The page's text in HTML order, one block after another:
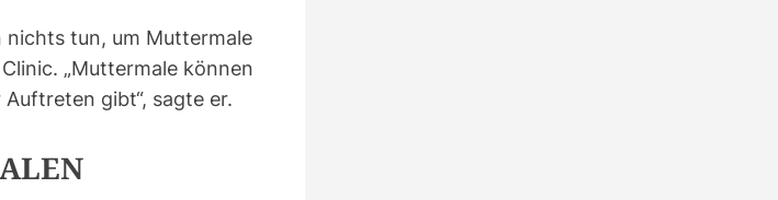
nichts tun, um Muttermale
„Muttermale können
gibt“, sagte er.